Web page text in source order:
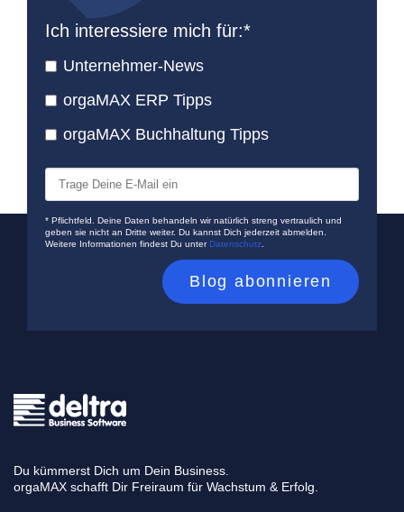
Ich interessiere mich für:*
Unternehmer-News
orgaMAX ERP Tipps
orgaMAX Buchhaltung Tipps
* Pflichtfeld. Deine Daten behandeln wir natürlich streng vertraulich und
geben sie nicht an Dritte weiter. Du kannst Dich jederzeit abmelden.
Weitere Informationen findest Du unterDatenschutz
Du kümmerst Dich um Dein Business.
orgaMAX schafft Dir Freiraum für Wachstum & Erfolg.